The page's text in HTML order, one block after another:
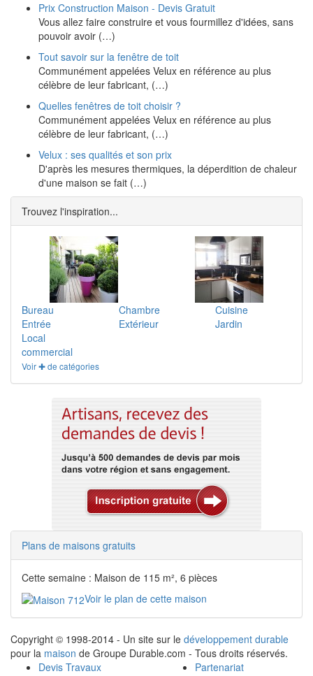
Prix Construction Maison - Devis Gratuit
Vous allez faire construire et vous fourmillez d'idées, sans
pouvoir avoir (…)
Tout savoir sur la fenêtre de toit
Communément appelées Velux en référence au plus
célèbre de leur fabricant, (…)
Quelles fenêtres de toit choisir ?
Communément appelées Velux en référence au plus
célèbre de leur fabricant, (…)
Velux : ses qualités et son prix
D'après les mesures thermiques, la déperdition de chaleur
d'une maison se fait (…)
Trouvez l'inspiration...
Bureau Chambre
Cuisine
Entrée
Extérieur
Jardin
Local
commercial
Voir ✚ de catégories
Plans de maisons gratuits
Cette semaine : Maison de 115 m², 6 pièces
Voir le plan de cette maison
Copyright © 1998-2014 - Un site sur le développement durable
pour la maison de Groupe Durable.com - Tous droits réservés.
Devis Travaux
Partenariat